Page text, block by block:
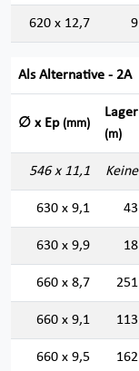
620 x 12,7 9
Als Alternative - 2A
∅ x Ep (mm)
Lager
(m)
546 x 11,1 Keine
630 x 9,1 43
630 x 9,9 18
660 x 8,7 251
660 x 9,1 113
660 x 9,5 162